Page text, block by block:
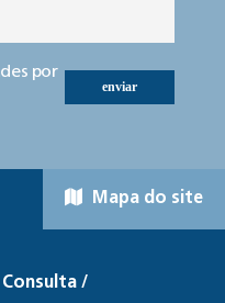
por
enviar
/
Mapa do site